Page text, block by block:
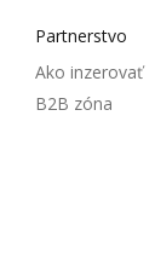
Partnerstvo
Ako inzerovať
B2B zóna